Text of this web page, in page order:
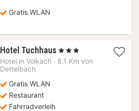
Gratis WLAN
Hotel Tuchhaus 1
Nacht
, 3 Sterne
Hotel in Volkach · 8.1 Km von
Dettelbach
Gratis WLAN
Restaurant
Fahrradverleih